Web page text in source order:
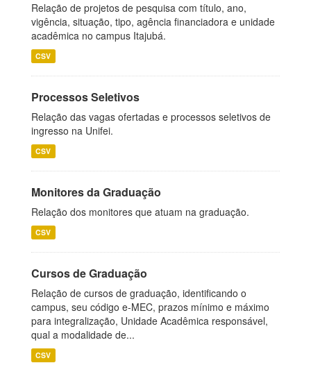
Relação de projetos de pesquisa com título, ano,
vigência, situação, tipo, agência financiadora e unidade
acadêmica no campus Itajubá.
CSV
Processos Seletivos
Relação das vagas ofertadas e processos seletivos de
ingresso na Unifei.
CSV
Monitores da Graduação
Relação dos monitores que atuam na graduação.
CSV
Cursos de Graduação
Relação de cursos de graduação, identificando o
campus, seu código e-MEC, prazos mínimo e máximo
para integralização, Unidade Acadêmica responsável,
qual a modalidade de...
CSV